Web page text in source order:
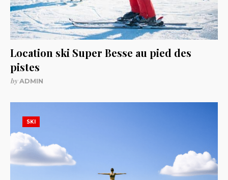
Location ski Super Besse au pied des
pistes
byADMIN
SKI